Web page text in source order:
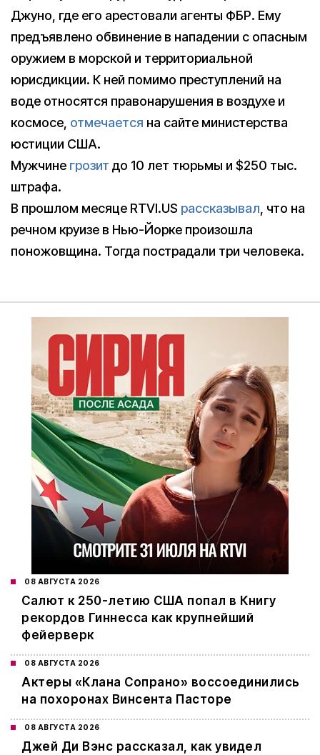
Джуно, где его арестовали агенты ФБР. Ему
предъявлено обвинение в нападении с опасным
оружием в морской и территориальной
юрисдикции. К ней помимо преступлений на
воде относятся правонарушения в воздухе и
космосе, отмечается на сайте министерства
юстиции США.
Мужчине грозит до 10 лет тюрьмы и $250 тыс.
штрафа.
В прошлом месяце RTVI.US рассказывал, что на
речном круизе в Нью-Йорке произошла
поножовщина. Тогда пострадали три человека.
08 АВГУСТА 2026
Салют к 250-летию США попал в Книгу
рекордов Гиннесса как крупнейший
фейерверк
08 АВГУСТА 2026
Актеры «Клана Сопрано» воссоединились
на похоронах Винсента Пасторе
08 АВГУСТА 2026
Джей Ди Вэнс рассказал, как увидел